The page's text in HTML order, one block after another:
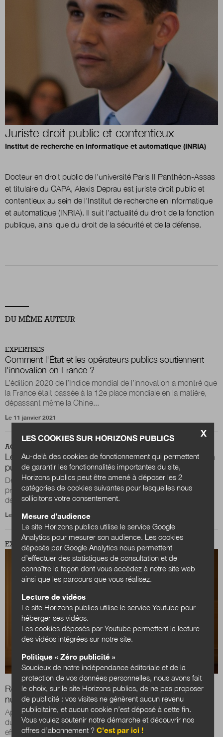
Qui sommes-nous ?
Nous contacter
Newsletter
de la transformation publique.
Juriste droit public et contentieux
Institut de recherche en informatique et automatique (INRIA)
Docteur en droit public de l'université Paris II Panthéon-Assas
et titulaire du CAPA, Alexis Deprau est juriste droit public et
contentieux au sein de l'Institut de recherche en informatique
et automatique (INRIA). Il suit l'actualité du droit de la fonction
publique, ainsi que du droit de la sécurité et de la défense.
DU MÊME AUTEUR
EXPERTISES
Comment l'État et les opérateurs publics soutiennent
l'innovation en France ?
L’édition 2020 de l’Indice mondial de l’innovation a montré que
la France était passée à la 12e place mondiale en la matière,
dépassant même la Chine...
Le 11 janvier 2021
ACTUALITÉS
Le lanceur d’alerte et le conflit d’intérêts dans la fonction
publique
Depuis le 9 décembre 2016[1], il existe un mécanisme de
protection pour les lanceurs d’alerte qui auraient été témoins
de faits potentiellement...
Le 15 octobre 2018
EXPERTISES
Recrutement dans le renseignement: la révolution du
numérique
Après la tuerie à Opéra (Paris), le 12 mai 2018, le porte-parole
du Gouvernement Benjamin Griveaux a rappelé que les
effectifs des services de...
X
LES COOKIES SUR HORIZONS PUBLICS
Au-delà des cookies de fonctionnement qui permettent
de garantir les fonctionnalités importantes du site,
Horizons publics peut être amené à déposer les 2
catégories de cookies suivantes pour lesquelles nous
sollicitons votre consentement.
Mesure d’audience
Le site Horizons publics utilise le service Google
Analytics pour mesurer son audience. Les cookies
déposés par Google Analytics nous permettent
d’effectuer des statistiques de consultation et de
connaître la façon dont vous accédez à notre site web
ainsi que les parcours que vous réalisez.
Lecture de vidéos
Le site Horizons publics utilise le service Youtube pour
héberger ses vidéos.
Les cookies déposés par Youtube permettent la lecture
des vidéos intégrées sur notre site.
Politique « Zéro publicité »
Soucieux de notre indépendance éditoriale et de la
protection de vos données personnelles, nous avons fait
le choix, sur le site Horizons publics, de ne pas proposer
de publicité : vos visites ne génèrent aucun revenu
publicitaire, et aucun cookie n’est déposé à cette fin.
Vous voulez soutenir notre démarche et découvrir nos
offres d’abonnement ? C’est par ici !